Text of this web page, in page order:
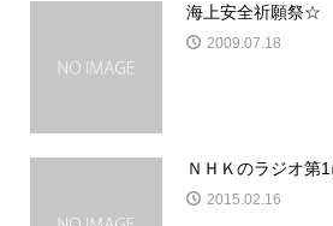
海上安全祈願祭☆
2009.07.18
ＮＨＫのラジオ第
2015.02.16